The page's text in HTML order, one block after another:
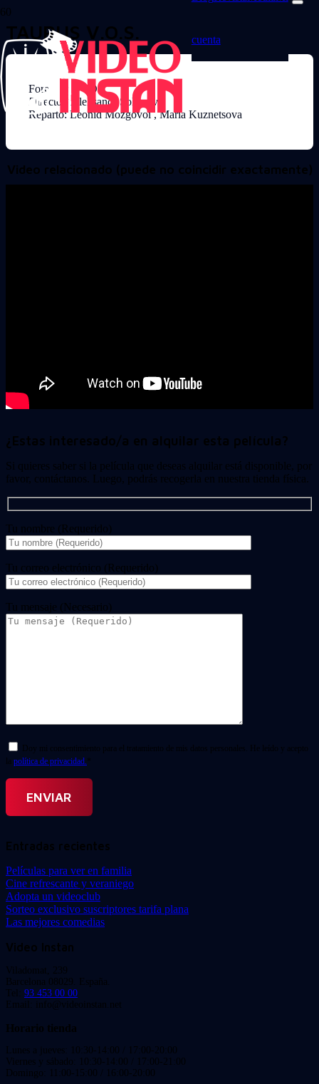
cuenta
TAURUS V.O.S.
Formato: DVD
Director: Aleksandr Sokurov
Reparto: Leonid Mozgovoi , Maria Kuznetsova
Video relacionado (puede no coincidir exactamente)
¿Estas interesado/a en alquilar esta película?
Si quieres saber si la película que deseas alquilar está disponible, por
favor, contáctanos. Luego, podrás recogerla en nuestra tienda física.
Tu nombre (Requerido)
Tu correo electrónico (Requerido)
Tu mensaje (Necesario)
Doy mi consentimiento para el tratamiento de mis datos personales. He leído y acepto
la política de privacidad. *
Entradas recientes
Películas para ver en familia
Cine refrescante y veraniego
Adopta un videoclub
Sorteo exclusivo suscriptores tarifa plana
Las mejores comedias
Video Instan
Viladomat, 239
Barcelona 08029. España.
Tel: 93 453 00 00
Email: info@videoinstan.net
Horario tienda
Lunes a jueves: 10:30-14:00 / 17:00-20:00
Viernes y sábado: 10:30-14:00 / 17:00-21:00
Domingo: 11:00-15:00 / 16:00-20:00